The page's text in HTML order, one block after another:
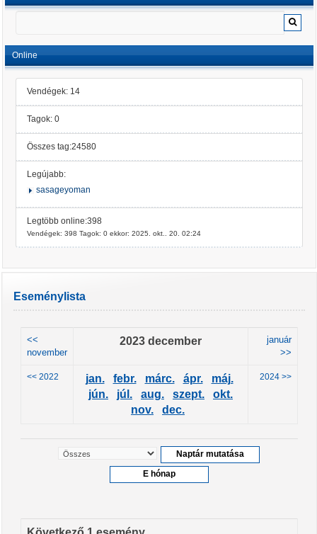
Online
Vendégek: 14
Tagok: 0
Összes tag:24580
Legújabb:
sasageyoman
Legtöbb online:398
Vendégek: 398 Tagok: 0 ekkor: 2025. okt.. 20. 02:24
Eseménylista
<<
november
2023 december
január
>>
<< 2022 jan. febr. márc. ápr.
máj.
jún.
júl. aug. szept.
okt.
nov.
dec.
2024 >>